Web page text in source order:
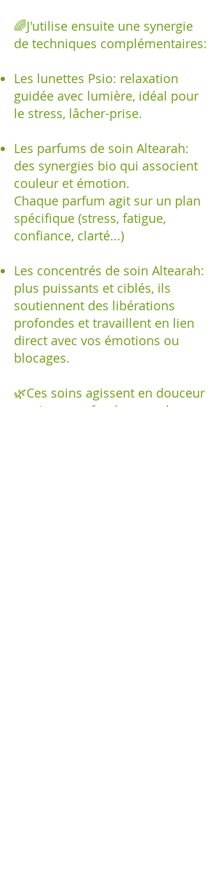
🌈J'utilise ensuite une synergie
de techniques complémentaires:
Les lunettes Psio: relaxation
guidée avec lumière, idéal pour
le stress, lâcher-prise.
Les parfums de soin Altearah:
des synergies bio qui associent
couleur et émotion.
Chaque parfum agit sur un plan
spécifique (stress, fatigue,
confiance, clarté...)
Les concentrés de soin Altearah:
plus puissants et ciblés, ils
soutiennent des libérations
profondes et travaillent en lien
direct avec vos émotions ou
blocages.
🌿Ces soins agissent en douceur
, mais en profondeur, sur le